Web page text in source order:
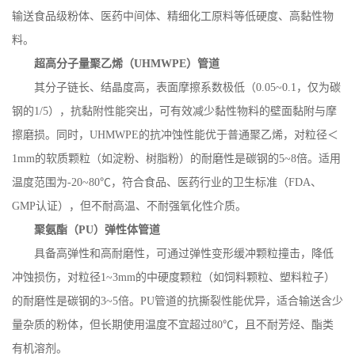
输送食品级粉体、医药中间体、精细化工原料等低硬度、高黏性物
料。
超高分子量聚乙烯（UHMWPE）管道
其分子链长、结晶度高，表面摩擦系数极低（0.05~0.1 ，仅为碳
钢的1/5），抗黏附性能突出，可有效减少黏性物料的壁面黏附与摩
擦磨损。同时， UHMWPE的抗冲蚀性能优于普通聚乙烯，对粒径＜
1mm的软质颗粒（如淀粉、树脂粉）的耐磨性是碳钢的5~8倍。适用
温度范围为-20~80℃，符合食品、医药行业的卫生标准（FDA、
GMP认证），但不耐高温、不耐强氧化性介质。
聚氨酯（PU）弹性体管道
具备高弹性和高耐磨性，可通过弹性变形缓冲颗粒撞击，降低
冲蚀损伤，对粒径1~3mm的中硬度颗粒（如饲料颗粒、塑料粒子）
的耐磨性是碳钢的3~5倍。 PU管道的抗撕裂性能优异，适合输送含少
量杂质的粉体，但长期使用温度不宜超过80℃，且不耐芳烃、酯类
有机溶剂。